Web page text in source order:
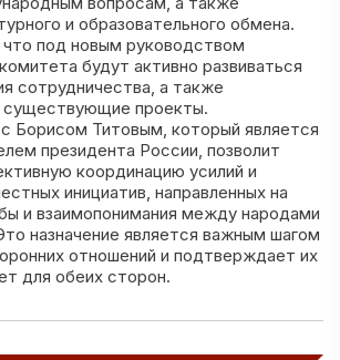
и образовательного обмена.
под новым руководством
будут активно развиваться
сотрудничества, а также
существующие проекты.
Борисом Титовым, который является
президента России, позволит
координацию усилий и
инициатив, направленных на
и взаимопонимания между народами
назначение является важным шагом
отношений и подтверждает их
для обеих сторон.